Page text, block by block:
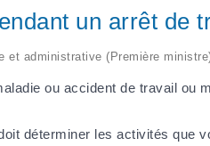
un arrêt de
et administrative (Première
ou accident de travail
déterminer les activités que